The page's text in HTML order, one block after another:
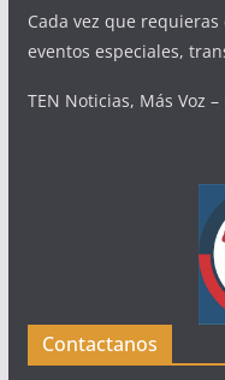
Cada vez que
eventos especiales,
TEN Noticias, Más Voz
Contactanos